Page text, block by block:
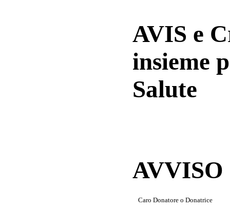
AVIS e
insieme
Salute
Caro Donatore o Donatrice